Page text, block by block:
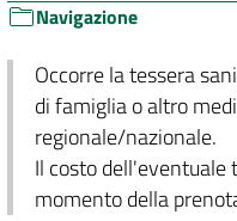
Navigazione
Occorre la tessera
di famiglia o altro
regionale/nazionale.
Il costo dell'eventuale
momento della